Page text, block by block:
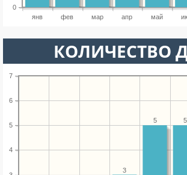
янв фев мар апр май
0
КОЛИЧЕСТВО
4
5
6
7
5
5
3